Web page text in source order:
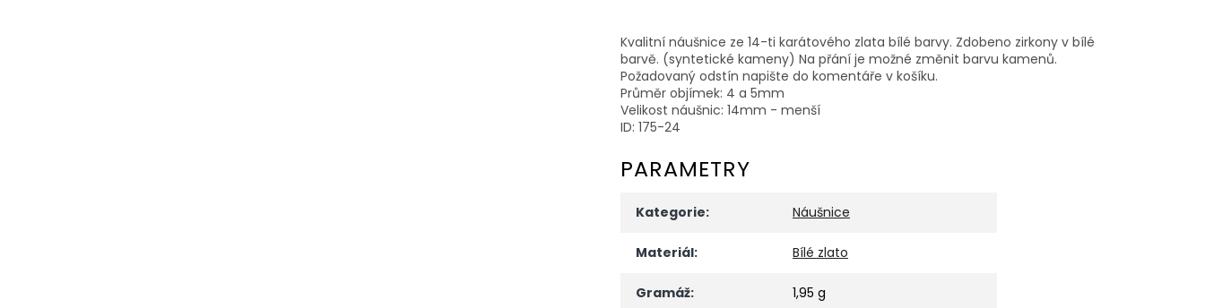
Kvalitní náušnice ze 14-ti karátového zlata bílé barvy. Zdobeno zirkony v bílé
barvě. (syntetické kameny) Na přání je možné změnit barvu kamenů.
Požadovaný odstín napište do komentáře v košíku.
Průměr objímek: 4 a 5mm
Velikost náušnic: 14mm - menší
ID: 175-24
PARAMETRY
Kategorie: Náušnice
Materiál: Bílé zlato
Gramáž: 1,95 g